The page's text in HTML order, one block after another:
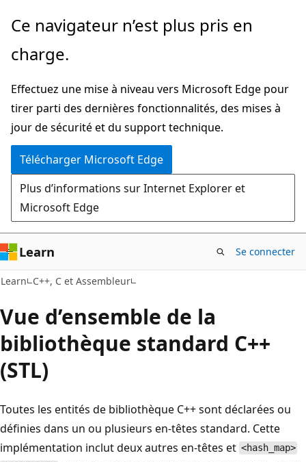
Passer
directement
au
principal
Ce navigateur n’est plus pris en
charge.
Effectuez une mise à niveau vers Microsoft Edge pour
tirer parti des dernières fonctionnalités, des mises à
jour de sécurité et du support technique.
Télécharger Microsoft Edge
Plus d’informations sur Internet Explorer et
Microsoft Edge
Learn Se connecter
Learn C++, C et Assembleur
Vue d’ensemble de la
bibliothèque standard C++
(STL)
Toutes les entités de bibliothèque C++ sont déclarées ou
définies dans un ou plusieurs en-têtes standard. Cette
implémentation inclut deux autres en-têtes et <hash_map>